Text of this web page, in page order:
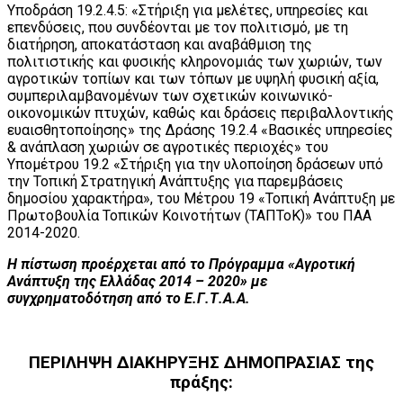
Υποδράση 19.2.4.5: «Στήριξη για μελέτες, υπηρεσίες και
επενδύσεις, που συνδέονται με τον πολιτισμό, με τη
διατήρηση, αποκατάσταση και αναβάθμιση της
πολιτιστικής και φυσικής κληρονομιάς των χωριών, των
αγροτικών τοπίων και των τόπων με υψηλή φυσική αξία,
συμπεριλαμβανομένων των σχετικών κοινωνικό-
οικονομικών πτυχών, καθώς και δράσεις περιβαλλοντικής
ευαισθητοποίησης» της Δράσης 19.2.4 «Βασικές υπηρεσίες
& ανάπλαση χωριών σε αγροτικές περιοχές» του
Υπομέτρου 19.2 «Στήριξη για την υλοποίηση δράσεων υπό
την Τοπική Στρατηγική Ανάπτυξης για παρεμβάσεις
δημοσίου χαρακτήρα», του Μέτρου 19 «Τοπική Ανάπτυξη με
Πρωτοβουλία Τοπικών Κοινοτήτων (ΤΑΠΤοΚ)» του ΠΑΑ
2014-2020.
Η πίστωση προέρχεται από το Πρόγραμμα «Αγροτική
Ανάπτυξη της Ελλάδας 2014 – 2020» με
συγχρηματοδότηση από το Ε.Γ.Τ.Α.Α.
ΠΕΡΙΛΗΨΗ ΔΙΑΚΗΡΥΞΗΣ ΔΗΜΟΠΡΑΣΙΑΣ της
πράξης: